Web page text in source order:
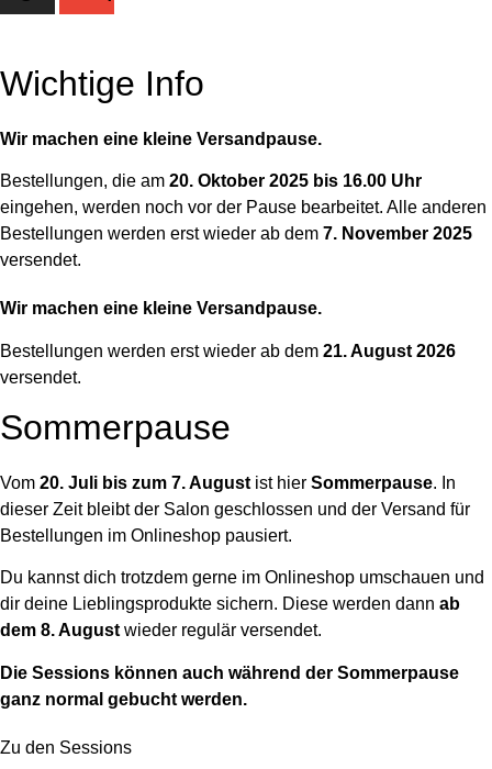
Wichtige Info
Wir machen eine kleine Versandpause.
Bestellungen, die am 20. Oktober 2025 bis 16.00 Uhr
eingehen, werden noch vor der Pause bearbeitet. Alle anderen
Bestellungen werden erst wieder ab dem 7. November 2025
versendet.
Wir machen eine kleine Versandpause.
Bestellungen werden erst wieder ab dem 21. August 2026
versendet.
Sommerpause
Vom 20. Juli bis zum 7. August ist hier Sommerpause. In
dieser Zeit bleibt der Salon geschlossen und der Versand für
Bestellungen im Onlineshop pausiert.
Du kannst dich trotzdem gerne im Onlineshop umschauen und
dir deine Lieblingsprodukte sichern. Diese werden dann ab
dem 8. August wieder regulär versendet.
Die Sessions können auch während der Sommerpause
ganz normal gebucht werden.
Zu den Sessions